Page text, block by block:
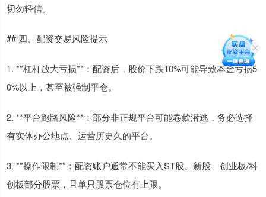
切勿轻信。
## 四、配资交易风险提示
1. **杠杆放大亏损**：配资后，股价下跌10%可能导致本金亏损5
0%以上，甚至被强制平仓。
2. **平台跑路风险**：部分非正规平台可能卷款潜逃，务必选择
有实体办公地点、运营历史久的平台。
3. **操作限制**：配资账户通常不能买入ST股、新股、创业板/科
创板部分股票，且单只股票仓位有上限。